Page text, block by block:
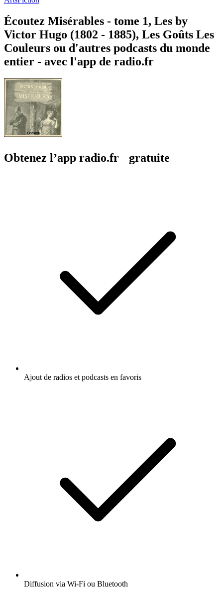
Écoutez Misérables - tome 1, Les by
Victor Hugo (1802 - 1885), Les Goûts Les
Couleurs ou d'autres podcasts du monde
entier - avec l'app de radio.fr
Obtenez l’app radio.fr gratuite
Ajout de radios et podcasts en favoris
Diffusion via Wi-Fi ou Bluetooth